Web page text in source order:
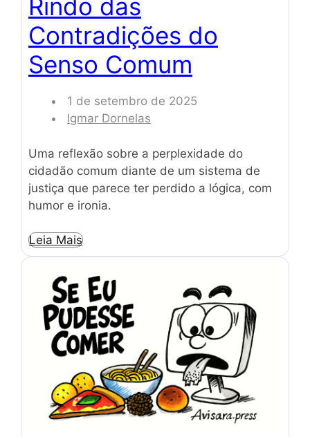
Rindo das
Contradições do
Senso Comum
1 de setembro de 2025
Igmar Dornelas
Uma reflexão sobre a perplexidade do
cidadão comum diante de um sistema de
justiça que parece ter perdido a lógica, com
humor e ironia.
Leia Mais